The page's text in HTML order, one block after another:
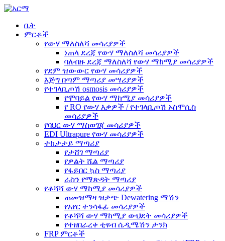
ቤት
ምርቶች
የውሃ ማለስለሻ መሳሪያዎች
ነጠላ ደረጃ የውሃ ማለስለሻ መሳሪያዎች
ባለብዙ ደረጃ ማለስለሻ የውሃ ማከሚያ መሳሪያዎች
የደም ዝውውር የውሃ መሳሪያዎች
እጅግ በጣም ማጣሪያ መሣሪያዎች
የተገላቢጦሽ osmosis መሳሪያዎች
የሞባይል የውሃ ማከሚያ መሳሪያዎች
የ RO የውሃ እቃዎች / የተገላቢጦሽ ኦስሞሲስ
መሳሪያዎች
የባህር ውሃ ማስወገጃ መሳሪያዎች
EDI Ultrapure የውሃ መሳሪያዎች
ተከታታይ ማጣሪያ
የታሸገ ማጣሪያ
የዎልት ሼል ማጣሪያ
የፋይበር ኳስ ማጣሪያ
ራስን የማጽዳት ማጣሪያ
የቆሻሻ ውሃ ማከሚያ መሳሪያዎች
ጠመዝማዛ ዝቃጭ Dewatering ማሽን
የአየር ተንሳፋፊ መሳሪያዎች
የቆሻሻ ውሃ ማከሚያ ውህደት መሳሪያዎች
የተዘበራረቀ ቲዩብ ሴዲሜሽን ታንክ
FRP ምርቶች